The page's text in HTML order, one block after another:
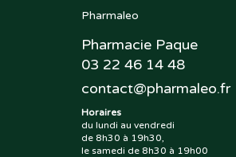
Pharmaleo
Pharmacie Paque
03 22 46 14 48
contact@pharmaleo.fr
Horaires
du lundi au vendredi
de 8h30 à 19h30,
le samedi de 8h30 à 19h00